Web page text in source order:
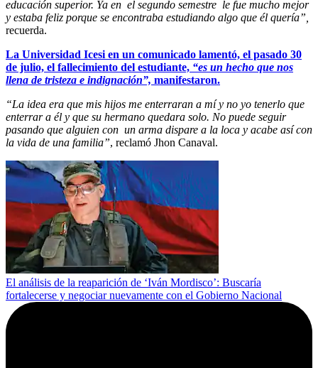
educación superior. Ya en el segundo semestre le fue mucho mejor
y estaba feliz porque se encontraba estudiando algo que él quería”,
recuerda.
La Universidad Icesi en un comunicado lamentó, el pasado 30
de julio, el fallecimiento del estudiante, “es un hecho que nos
llena de tristeza e indignación”, manifestaron.
“La idea era que mis hijos me enterraran a mí y no yo tenerlo que
enterrar a él y que su hermano quedara solo. No puede seguir
pasando que alguien con un arma dispare a la loca y acabe así con
la vida de una familia”, reclamó Jhon Canaval.
El análisis de la reaparición de ‘Iván Mordisco’: Buscaría
fortalecerse y negociar nuevamente con el Gobierno Nacional